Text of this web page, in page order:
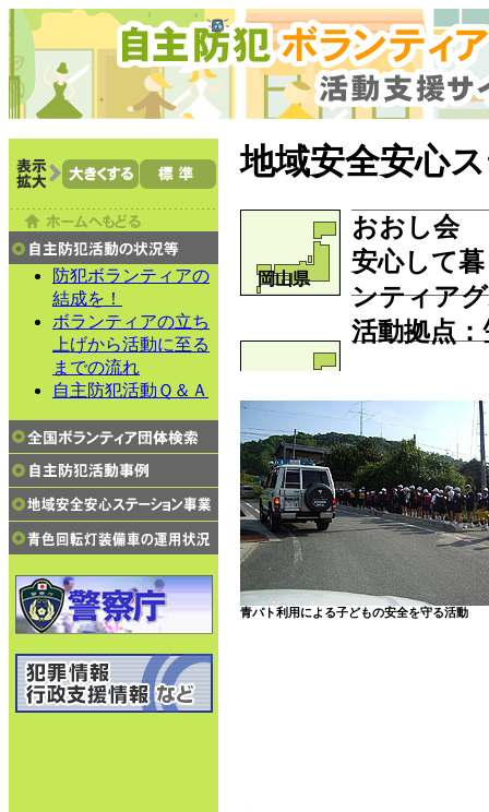
防犯ボランティアの
結成を！
ボランティアの立ち
上げから活動に至る
までの流れ
自主防犯活動Ｑ＆Ａ
地域安全安心
岡山県
おおし会
安心して
ンティア
活動拠点：
青パト利用による子どもの安全を守る活動